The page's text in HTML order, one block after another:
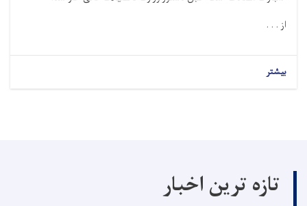
از . . .
بیشتر
تازه ترین اخبار